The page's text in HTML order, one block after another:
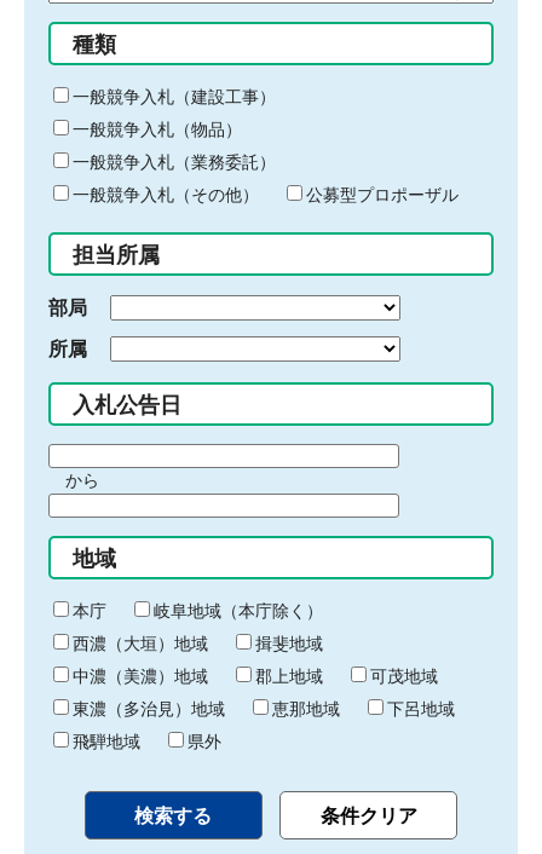
る
キ
ー
ワ
ー
ド
入
力
種類
一般競争入札（建設工事）
一般競争入札（物品）
一般競争入札（業務委託）
一般競争入札（その他）
公募型プロポーザル
担当所属
部局
所属
入札公告日
間
始
り
から
間
終
わ
り
地域
本庁
岐阜地域（本庁除く）
西濃（大垣）地域
揖斐地域
中濃（美濃）地域
郡上地域
可茂地域
東濃（多治見）地域
恵那地域
下呂地域
飛騨地域
県外